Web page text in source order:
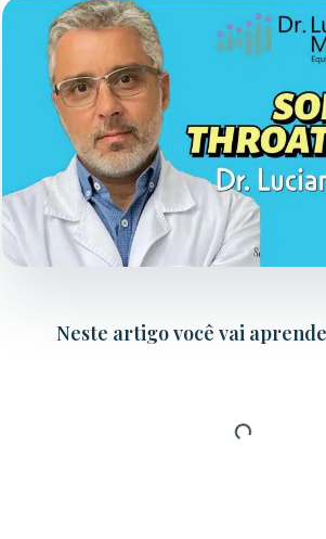
Neste artigo você vai